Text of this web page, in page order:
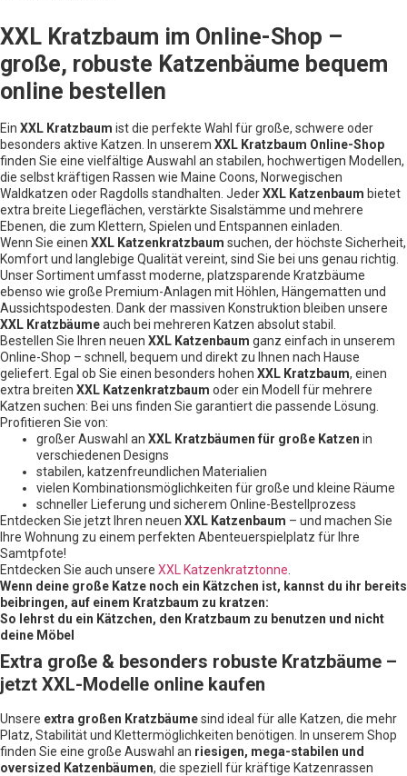
XXL Kratzbaum im Online-Shop –
große, robuste Katzenbäume bequem
online bestellen
Ein XXL Kratzbaum ist die perfekte Wahl für große, schwere oder
besonders aktive Katzen. In unserem XXL Kratzbaum Online-Shop
finden Sie eine vielfältige Auswahl an stabilen, hochwertigen Modellen,
die selbst kräftigen Rassen wie Maine Coons, Norwegischen
Waldkatzen oder Ragdolls standhalten. JederXXL Katzenbaum bietet
extra breite Liegeflächen, verstärkte Sisalstämme und mehrere
Ebenen, die zum Klettern, Spielen und Entspannen einladen.
Wenn Sie einen XXL Katzenkratzbaum suchen, der höchste Sicherheit,
Komfort und langlebige Qualität vereint, sind Sie bei uns genau richtig.
Unser Sortiment umfasst moderne, platzsparende Kratzbäume
ebenso wie große Premium-Anlagen mit Höhlen, Hängematten und
Aussichtspodesten. Dank der massiven Konstruktion bleiben unsere
XXL Kratzbäumeauch bei mehreren Katzen absolut stabil.
Bestellen Sie Ihren neuen XXL Katzenbaum ganz einfach in unserem
Online-Shop – schnell, bequem und direkt zu Ihnen nach Hause
geliefert. Egal ob Sie einen besonders hohen XXL Kratzbaum, einen
extra breiten XXL Katzenkratzbaum oder ein Modell für mehrere
Katzen suchen: Bei uns finden Sie garantiert die passende Lösung.
Profitieren Sie von:
großer Auswahl an XXL Kratzbäumen für große Katzen in
verschiedenen Designs
stabilen, katzenfreundlichen Materialien
vielen Kombinationsmöglichkeiten für große und kleine Räume
schneller Lieferung und sicherem Online-Bestellprozess
Entdecken Sie jetzt Ihren neuen XXL Katzenbaum – und machen Sie
Ihre Wohnung zu einem perfekten Abenteuerspielplatz für Ihre
Samtpfote!
Entdecken Sie auch unsere XXL Katzenkratztonne
Wenn deine große Katze noch ein Kätzchen ist, kannst du ihr bereits
beibringen, auf einem Kratzbaum zu kratzen:
So lehrst du ein Kätzchen, den Kratzbaum zu benutzen und nicht
deine Möbel
Extra große & besonders robuste Kratzbäume –
jetzt XXL-Modelle online kaufen
Unsere extra großen Kratzbäumesind ideal für alle Katzen, die mehr
Platz, Stabilität und Klettermöglichkeiten benötigen. In unserem Shop
finden Sie eine große Auswahl an riesigen, mega-stabilen und
oversized Katzenbäumen, die speziell für kräftige Katzenrassen